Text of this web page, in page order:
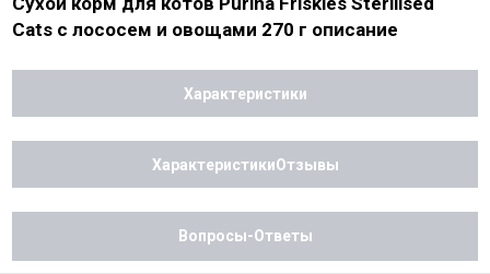
Cats с лососем и овощами 270 г описание
Характеристики
ХарактеристикиОтзывы
Вопросы-Ответы